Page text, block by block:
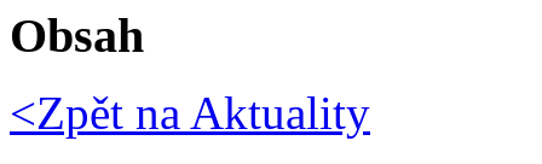
Obsah
<Zpět na Aktuality